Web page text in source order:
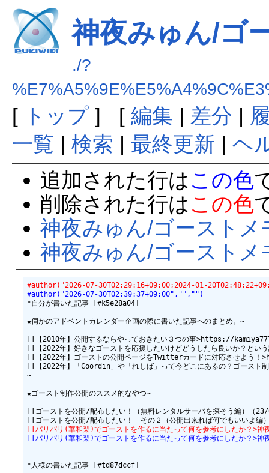
神夜みゅん/ゴ
./?
[ トップ] [ 編集 | 差分 |
一覧 | 検索 | 最終更新 | ヘ
追加された行は この色
削除された行は この色
神夜みゅん/ゴーストメ
神夜みゅん/ゴーストメ
#author("2026-07-30T02:29:16+09:00;2024-01-
#author("2026-07-30T02:39:37+09:00","","")
*自分が書いた記事 [#k5e28a04]
★伺かのアドベントカレンダー企画の際に書いた記事へのまとめ。~
[[【2010年】公開するならやっておきたい３つの事>https://
[[【2022年】好きなゴーストを応援したいけどどうしたら良いか
[[【2022年】ゴーストの公開ページをTwitterカードに対応させ
[[【2022年】「Coordin」や「れしば」って今どこにあるの？ゴー
~
★ゴースト制作公開のススメ的なやつ~
[[ゴーストを公開/配布したい！（無料レンタルサーバを探そう編
[[パリパリ(華和梨)でゴーストを作るに当たって何を参考にしたか？>
[[パリパリ(華和梨)でゴーストを作るに当たって何を参考にしたか？
*人様の書いた記事 [#td87dccf]